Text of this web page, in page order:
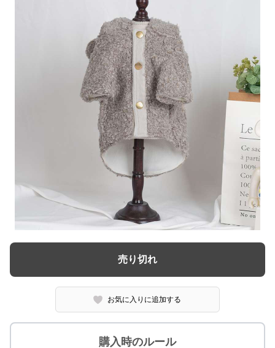
売り切れ
お気に入りに追加する
購入時のルール